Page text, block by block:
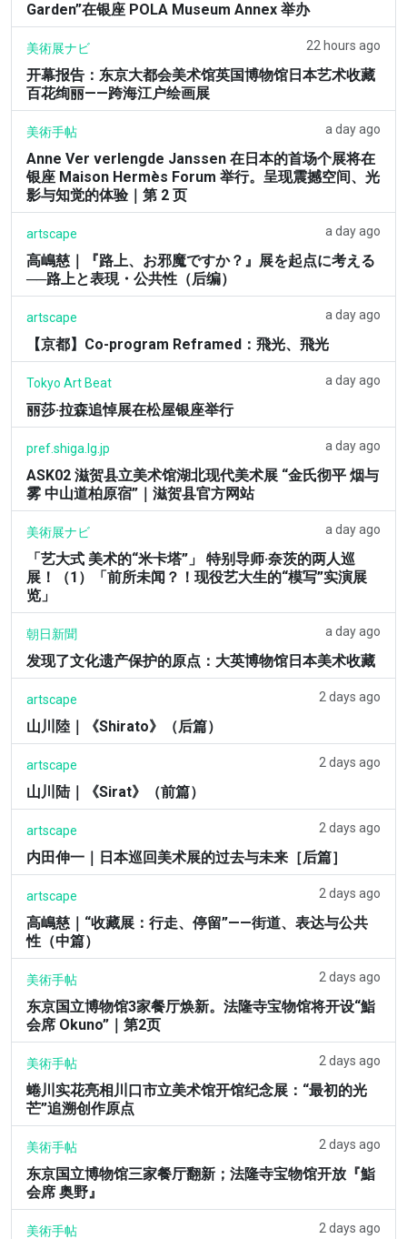
Garden”在银座 POLA Museum Annex 举办
美術展ナビ 22 hours ago
开幕报告：东京大都会美术馆英国博物馆日本艺术收藏
百花绚丽——跨海江户绘画展
美術手帖 a day ago
Anne Ver verlengde Janssen 在日本的首场个展将在
银座 Maison Hermès Forum 举行。呈现震撼空间、光
影与知觉的体验｜第 2 页
artscape a day ago
高嶋慈｜『路上、お邪魔ですか？』展を起点に考える
──路上と表現・公共性（后编）
artscape a day ago
【京都】Co-program Reframed：飛光、飛光
Tokyo Art Beat a day ago
丽莎·拉森追悼展在松屋银座举行
pref.shiga.lg.jp a day ago
ASK02 滋贺县立美术馆湖北现代美术展 “金氏彻平 烟与
雾 中山道柏原宿”｜滋贺县官方网站
美術展ナビ a day ago
「艺大式 美术的“米卡塔”」 特别导师·奈茨的两人巡
展！（1）「前所未闻？！现役艺大生的“模写”实演展
览」
朝日新聞 a day ago
发现了文化遗产保护的原点：大英博物馆日本美术收藏
artscape 2 days ago
山川陸｜《Shirato》（后篇）
artscape 2 days ago
山川陆｜《Sirat》（前篇）
artscape 2 days ago
内田伸一｜日本巡回美术展的过去与未来［后篇］
artscape 2 days ago
高嶋慈｜“收藏展：行走、停留”——街道、表达与公共
性（中篇）
美術手帖 2 days ago
东京国立博物馆3家餐厅焕新。法隆寺宝物馆将开设“鮨
会席 Okuno”｜第2页
美術手帖 2 days ago
蜷川实花亮相川口市立美术馆开馆纪念展：“最初的光
芒”追溯创作原点
美術手帖 2 days ago
东京国立博物馆三家餐厅翻新；法隆寺宝物馆开放『鮨
会席 奥野』
美術手帖 2 days ago